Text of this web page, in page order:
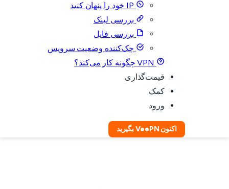
IP خود را پنهان کنید
بررسی لینک
بررسی فایل
چک‌کننده وضعیت سرویس
VPN چگونه کار می‌کند؟
قیمت‌گذاری
کمک
ورود
اکنون VeePN بگیرید